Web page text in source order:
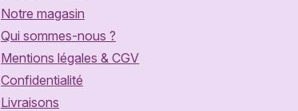
Notre magasin
Qui sommes-nous ?
Mentions légales & CGV
Confidentialité
Livraisons